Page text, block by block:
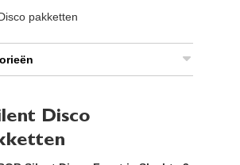
pakketten
Disco